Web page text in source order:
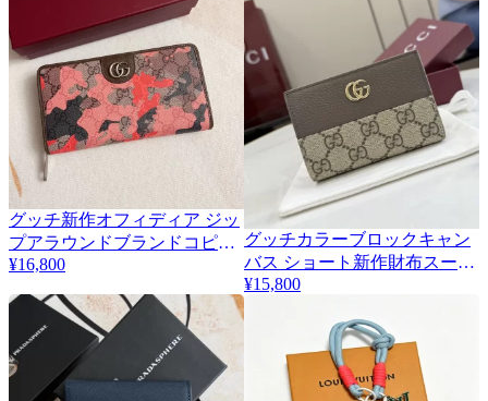
グッチ新作オフィディア ジッ
プアラウンドブランドコピー
通販長財布 834694
¥16,800
3
グッチカラーブロックキャン
バス ショート新作財布スーパ
ーコピー 772738
¥15,800